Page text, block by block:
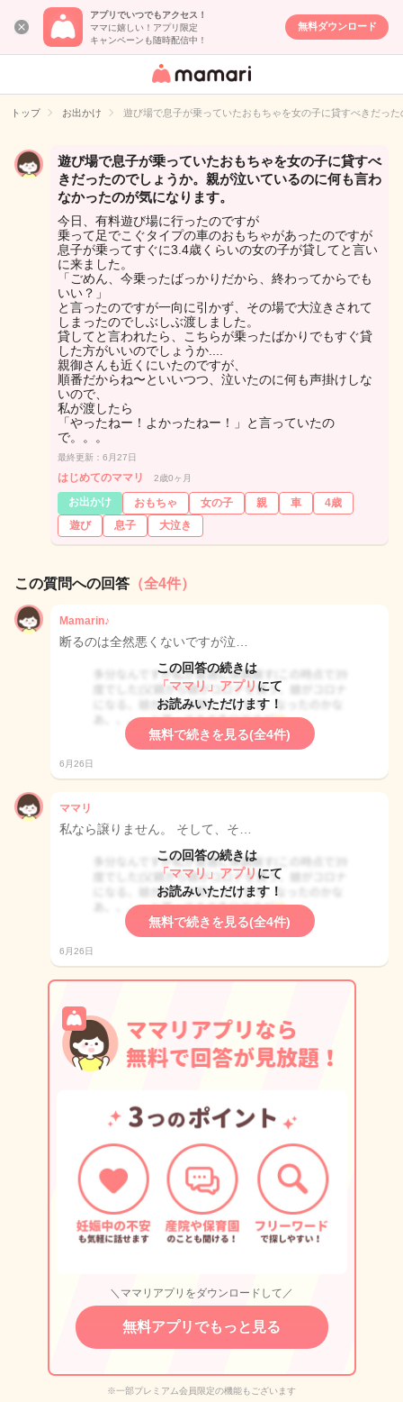
アプリでいつでもアクセス！
ママに嬉しい！アプリ限定
キャンペーンも随時配信中！
無料ダウンロード
女性専用匿名QA
イト
トップ お出かけ 遊び場で息子が乗っていたおもちゃを女の子に貸すべきだっ
遊び場で息子が乗っていたおもちゃを女の子に貸すべ
きだったのでしょうか。親が泣いているのに何も言わ
なかったのが気になります。
今日、有料遊び場に行ったのですが
乗って足でこぐタイプの車のおもちゃがあったのですが
息子が乗ってすぐに3.4歳くらいの女の子が貸してと言い
に来ました。
「ごめん、今乗ったばっかりだから、終わってからでも
いい？」
と言ったのですが一向に引かず、その場で大泣きされて
しまったのでしぶしぶ渡しました。
貸してと言われたら、こちらが乗ったばかりでもすぐ貸
した方がいいのでしょうか....
親御さんも近くにいたのですが、
順番だからね〜といいつつ、泣いたのに何も声掛けしな
いので、
私が渡したら
「やったねー！よかったねー！」と言っていたの
で。。。
最終更新：6月27日
はじめてのママリ 2歳0ヶ月
お出かけ おもちゃ 女の子 親 車
4歳
遊び
息子 大泣き
この質問への回答 （全4件）
Mamarin♪
断るのは全然悪くないですが泣…
この回答の続きは
「ママリ」アプリ にて
お読みいただけます！
無料で続きを見る(全4件)
6月26日
ママリ
私なら譲りません。 そして、そ…
この回答の続きは
「ママリ」アプリ にて
お読みいただけます！
無料で続きを見る(全4件)
6月26日
＼ママリアプリをダウンロードして／
無料アプリでもっと見る
※一部プレミアム会員限定の機能もございます